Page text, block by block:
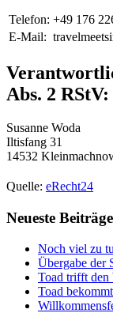
Telefon: +49 176
E-Mail:
Abs. 2 RStV:
Susanne Woda
Iltisfang 31
14532
Quelle: eRecht24
Neueste Beiträge
Noch viel zu
Übergabe der
Toad trifft den
Toad